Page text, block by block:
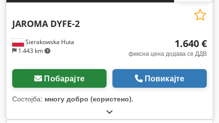
Sierakowska Huta
1.443 km
JAROMA DYFE-2
1.640 €
фиксна цена додава се ДДВ
Побарајте Повикајте
Состојба: многу добро (користено),